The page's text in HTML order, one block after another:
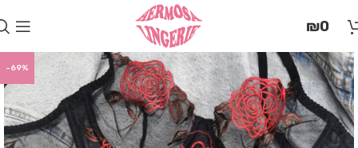
זֶה
מַעֲרֶכֶת
"המרכז
הישראלי
לְהַנְגָּשָׁת
אָתָרִים".
₪0
-69%